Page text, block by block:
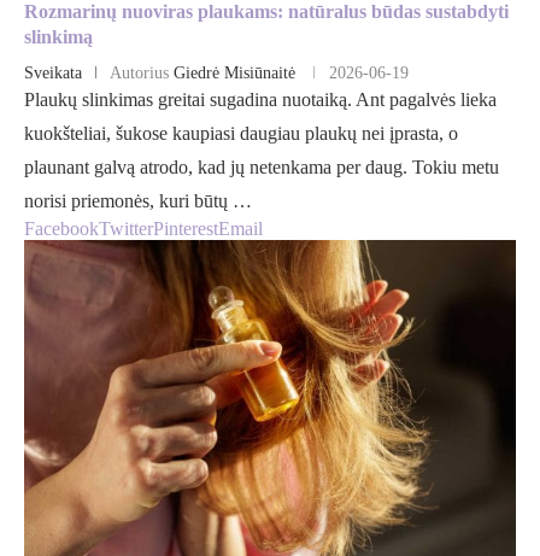
Rozmarinų nuoviras plaukams: natūralus būdas sustabdyti
slinkimą
Sveikata Autorius Giedrė Misiūnaitė 2026-06-19
Plaukų slinkimas greitai sugadina nuotaiką. Ant pagalvės lieka
kuokšteliai, šukose kaupiasi daugiau plaukų nei įprasta, o
plaunant galvą atrodo, kad jų netenkama per daug. Tokiu metu
norisi priemonės, kuri būtų …
FacebookTwitterPinterestEmail